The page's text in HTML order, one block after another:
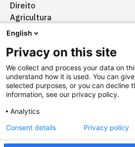
Direito
Agricultura
Certificação
Aquisições
Copyright © 2025 Câmara
Termos
English
Privacy on this site
We collect and process your data on
understand how it is used. You can
selected purposes, or you can decline
information, see our privacy policy.
Analytics
Consent details
Privacy policy